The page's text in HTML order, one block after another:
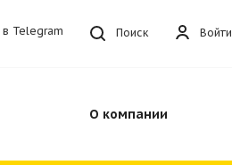
Войти
Поиск
в Telegram
О компании